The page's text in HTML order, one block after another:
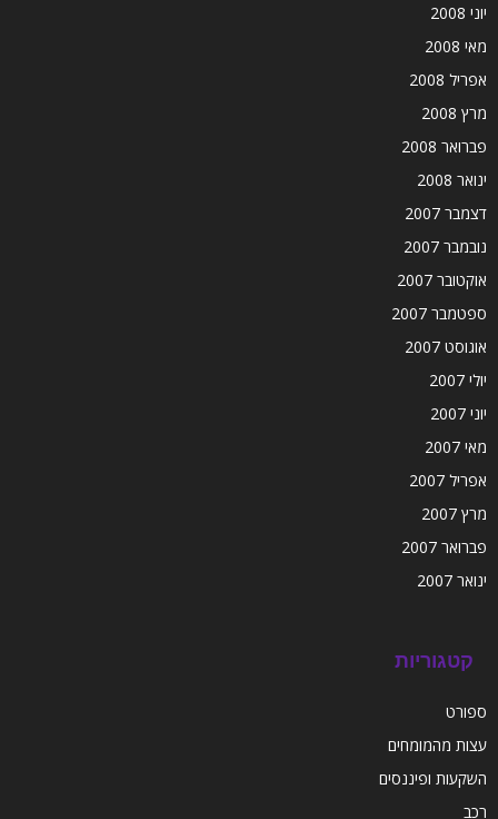
יוני 2008
מאי 2008
אפריל 2008
מרץ 2008
פברואר 2008
ינואר 2008
דצמבר 2007
נובמבר 2007
אוקטובר 2007
ספטמבר 2007
אוגוסט 2007
יולי 2007
יוני 2007
מאי 2007
אפריל 2007
מרץ 2007
פברואר 2007
ינואר 2007
קטגוריות
ספורט
עצות מהמומחים
השקעות ופיננסים
רכב